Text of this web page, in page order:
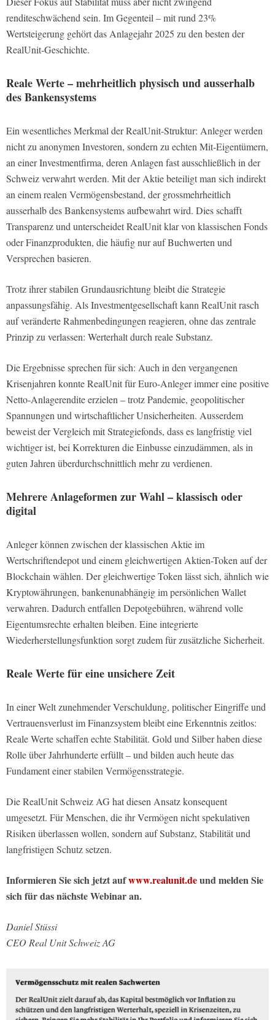
renditeschwächend sein. Im Gegenteil – mit rund 23%
Wertsteigerung gehört das Anlagejahr 2025 zu den besten der
RealUnit-Geschichte.
Reale Werte – mehrheitlich physisch und ausserhalb
des Bankensystems
Ein wesentliches Merkmal der RealUnit-Struktur: Anleger werden
nicht zu anonymen Investoren, sondern zu echten Mit-Eigentümern,
an einer Investmentfirma, deren Anlagen fast ausschließlich in der
Schweiz verwahrt werden. Mit der Aktie beteiligt man sich indirekt
an einem realen Vermögensbestand, der grossmehrheitlich
ausserhalb des Bankensystems aufbewahrt wird. Dies schafft
Transparenz und unterscheidet RealUnit klar von klassischen Fonds
oder Finanzprodukten, die häufig nur auf Buchwerten und
Versprechen basieren.
Trotz ihrer stabilen Grundausrichtung bleibt die Strategie
anpassungsfähig. Als Investmentgesellschaft kann RealUnit rasch
auf veränderte Rahmenbedingungen reagieren, ohne das zentrale
Prinzip zu verlassen: Werterhalt durch reale Substanz.
Die Ergebnisse sprechen für sich: Auch in den vergangenen
Krisenjahren konnte RealUnit für Euro-Anleger immer eine positive
Netto-Anlagerendite erzielen – trotz Pandemie, geopolitischer
Spannungen und wirtschaftlicher Unsicherheiten. Ausserdem
beweist der Vergleich mit Strategiefonds, dass es langfristig viel
wichtiger ist, bei Korrekturen die Einbusse einzudämmen, als in
guten Jahren überdurchschnittlich mehr zu verdienen.
Mehrere Anlageformen zur Wahl – klassisch oder
digital
Anleger können zwischen der klassischen Aktie im
Wertschriftendepot und einem gleichwertigen Aktien-Token auf der
Blockchain wählen. Der gleichwertige Token lässt sich, ähnlich wie
Kryptowährungen, bankenunabhängig im persönlichen Wallet
verwahren. Dadurch entfallen Depotgebühren, während volle
Eigentumsrechte erhalten bleiben. Eine integrierte
Wiederherstellungsfunktion sorgt zudem für zusätzliche Sicherheit.
Reale Werte für eine unsichere Zeit
In einer Welt zunehmender Verschuldung, politischer Eingriffe und
Vertrauensverlust im Finanzsystem bleibt eine Erkenntnis zeitlos:
Reale Werte schaffen echte Stabilität. Gold und Silber haben diese
Rolle über Jahrhunderte erfüllt – und bilden auch heute das
Fundament einer stabilen Vermögensstrategie.
Die RealUnit Schweiz AG hat diesen Ansatz konsequent
umgesetzt. Für Menschen, die ihr Vermögen nicht spekulativen
Risiken überlassen wollen, sondern auf Substanz, Stabilität und
langfristigen Schutz setzen.
Informieren Sie sich jetzt aufwww.realunit.deund melden Sie
sich für das nächste Webinar an.
Daniel Stüssi
CEO Real Unit Schweiz AG